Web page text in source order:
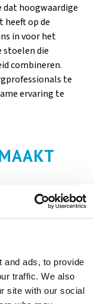
and ads, to provide
traffic. We also
site with our social
dat hoogwaardige
heeft op de
in voor het
stoelen die
combineren.
te
ervaring te
resultaat van
bij de specifieke
stoelen
en